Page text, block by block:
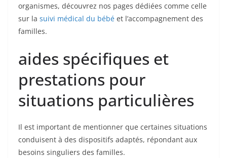
organismes, découvrez nos pages dédiées comme celle
sur la suivi médical du bébé et l’accompagnement des
familles.
aides spécifiques et
prestations pour
situations particulières
Il est important de mentionner que certaines situations
conduisent à des dispositifs adaptés, répondant aux
besoins singuliers des familles.